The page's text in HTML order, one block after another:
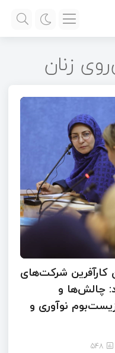
زنان
کارآفرین شرکت‌های
چالش‌ها و
نوآوری و
548